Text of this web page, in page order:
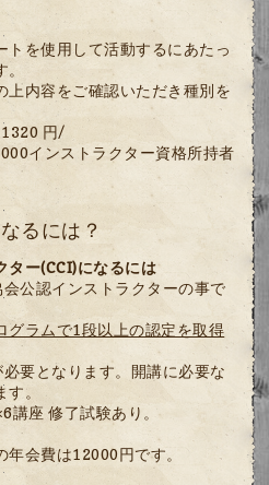
トを使用して活動するにあたっ
上内容をご確認いただき種別を
円/
インストラクター資格所持者
るには？
ター(CCI)になるには
公認インストラクターの事で
グラムで1段以上の認定を取得
必要となります。開講に必要な
。
講座 修了試験あり。
会費は12000円です。